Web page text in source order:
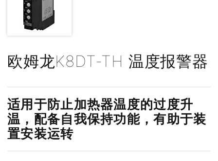
欧姆龙K8DT-TH 温度报警器
适用于防止加热器温度的过度升
温，配备自我保持功能，有助于装
置安装运转